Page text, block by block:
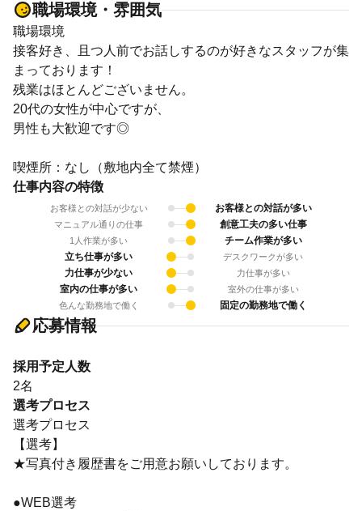
職場環境・雰囲気
職場環境
接客好き、且つ人前でお話しするのが好きなスタッフが集
まっております！
残業はほとんどございません。
20代の女性が中心ですが、
男性も大歓迎です◎
喫煙所：なし（敷地内全て禁煙）
仕事内容の特徴
お客様との対話が少ない お客様との対話が多い
マニュアル通りの仕事 創意工夫の多い仕事
1人作業が多い
チーム作業が多い
立ち仕事が多い
デスクワークが多い
力仕事が少ない 力仕事が多い
室内の仕事が多い
室外の仕事が多い
色んな勤務地で働く
固定の勤務地で働く
応募情報
採用予定人数
2名
選考プロセス
選考プロセス
【選考】
★写真付き履歴書をご用意お願いしております。
●WEB選考